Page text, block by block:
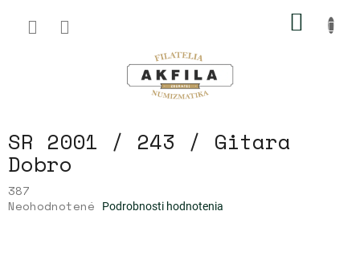
obsah
SR 2001 / 243 / Gitara
Dobro
387
Priemerné
Neohodnotené Podrobnosti hodnotenia